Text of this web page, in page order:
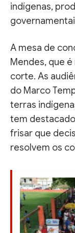
indígenas,
A mesa de
Mendes, que
corte. As
do Marco
terras
tem
frisar que
resolvem os